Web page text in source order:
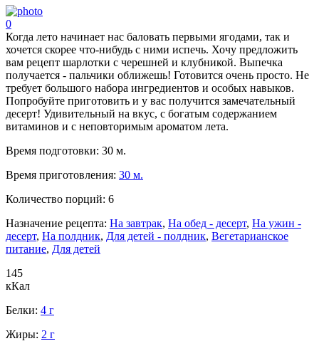
0
Когда лето начинает нас баловать первыми ягодами, так и
хочется скорее что-нибудь с ними испечь. Хочу предложить
вам рецепт шарлотки с черешней и клубникой. Выпечка
получается - пальчики оближешь! Готовится очень просто. Не
требует большого набора ингредиентов и особых навыков.
Попробуйте приготовить и у вас получится замечательный
десерт! Удивительный на вкус, с богатым содержанием
витаминов и с неповторимым ароматом лета.
Время подготовки: 30 м.
Время приготовления: 30 м.
Количество порций: 6
Назначение рецепта: На завтрак, На обед - десерт, На ужин -
десерт, На полдник, Для детей - полдник, Вегетарианское
питание, Для детей
145
кКал
Белки: 4 г
Жиры: 2 г